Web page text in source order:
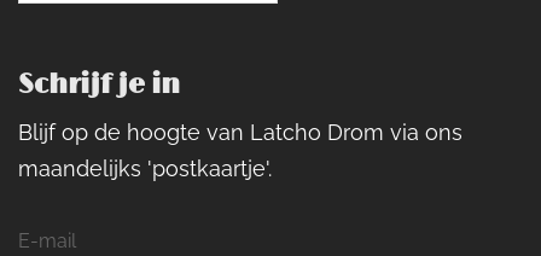
Schrijf je in
Blijf op de hoogte van Latcho Drom via ons
maandelijks 'postkaartje'.
E-mail